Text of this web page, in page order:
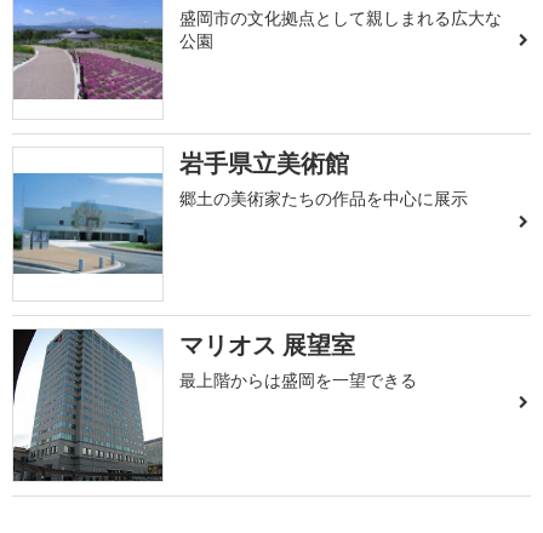
盛岡市の文化拠点として親しまれる広大な
公園
岩手県立美術館
郷土の美術家たちの作品を中心に展示
マリオス 展望室
最上階からは盛岡を一望できる